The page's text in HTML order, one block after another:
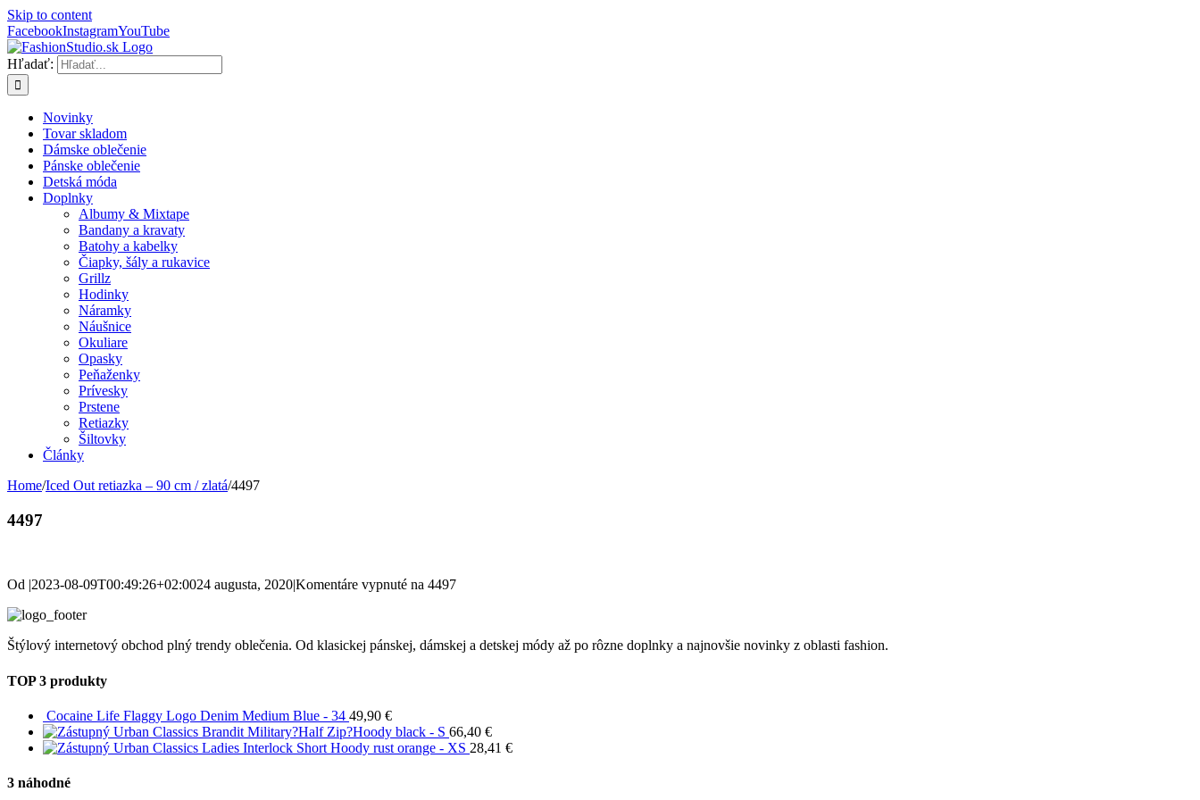
Skip to content
FacebookInstagramYouTube
Hľadať:
Novinky
Tovar skladom
Dámske oblečenie
Pánske oblečenie
Detská móda
Doplnky
Albumy & Mixtape
Bandany a kravaty
Batohy a kabelky
Čiapky, šály a rukavice
Grillz
Hodinky
Náramky
Náušnice
Okuliare
Opasky
Peňaženky
Prívesky
Prstene
Retiazky
Šiltovky
Články
Home/Iced Out retiazka – 90 cm / zlatá/4497
4497
Od |2023-08-09T00:49:26+02:0024 augusta, 2020|Komentáre vypnuté na 4497
Štýlový internetový obchod plný trendy oblečenia. Od klasickej pánskej, dámskej a detskej módy až po rôzne doplnky a najnovšie novinky z oblasti fashion.
TOP 3 produkty
Cocaine Life Flaggy Logo Denim Medium Blue - 34 49,90 €
Urban Classics Brandit Military?Half Zip?Hoody black - S 66,40 €
Urban Classics Ladies Interlock Short Hoody rust orange - XS 28,41 €
3 náhodné